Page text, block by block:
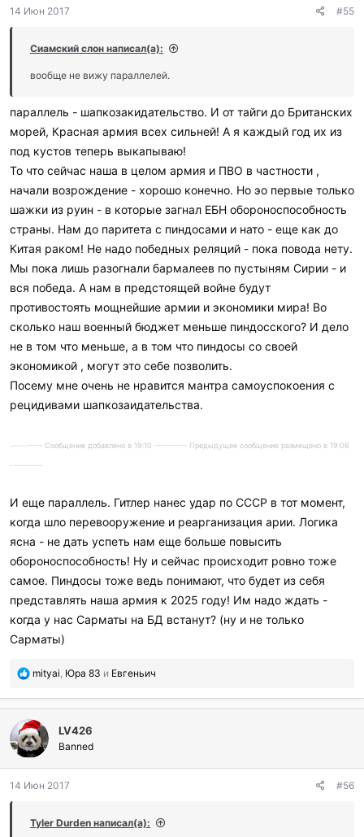
а
и
и
14 Июн 2017 #55
Сиамский слон написал(а):
вообще не вижу параллелей.
параллель - шапкозакидательство. И от тайги до Британских
морей, Красная армия всех сильней! А я каждый год их из
под кустов теперь выкапываю!
То что сейчас наша в целом армия и ПВО в частности ,
начали возрождение - хорошо конечно. Но эо первые только
шажки из руин - в которые загнал ЕБН обороноспособность
страны. Нам до паритета с пиндосами и нато - еще как до
Китая раком! Не надо победных реляций - пока повода нету.
Мы пока лишь разогнали бармалеев по пустыням Сирии - и
вся победа. А нам в предстоящей войне будут
противостоять мощнейшие армии и экономики мира! Во
сколько наш военный бюджет меньше пиндосского? И дело
не в том что меньше, а в том что пиндосы со своей
экономикой , могут это себе позволить.
Посему мне очень не нравится мантра самоуспокоения с
рецидивами шапкозаидательства.
---------- Сообщение добавлено в 19:10 ---------- Предыдущее сообщение размещено в 19:06
----------
И еще параллель. Гитлер нанес удар по СССР в тот момент,
когда шло перевооружение и реарганизация арии. Логика
ясна - не дать успеть нам еще больше повысить
обороноспособность! Ну и сейчас происходит ровно тоже
самое. Пиндосы тоже ведь понимают, что будет из себя
представлять наша армия к 2025 году! Им надо ждать -
когда у нас Сарматы на БД встанут? (ну и не только
Сарматы)
П
б
л
а
г
о
а
и
mityai, Юра 83 и Евгеньич
LV426
Banned
14 Июн 2017 #56
Tyler Durden написал(а):